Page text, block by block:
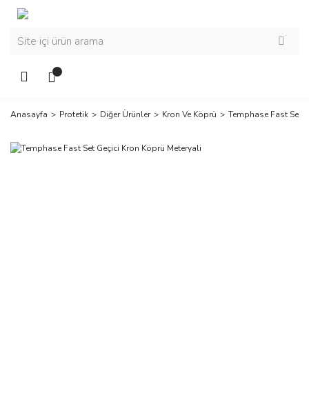
Anasayfa Protetik Diğer Ürünler Kron Ve Köprü Temphase Fast Set